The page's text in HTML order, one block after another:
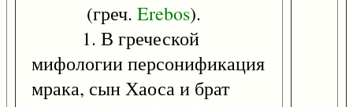
(греч. Erebos).
1. В греческой
мифологии персонификация
мрака, сын Хаоса и брат